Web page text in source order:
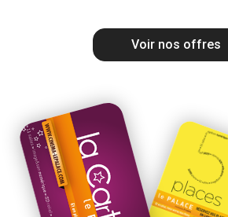
Voir nos offres